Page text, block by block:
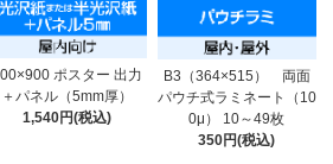
ポスター 出力
＋パネル（5mm厚）
1,540円(税込)
B3（364×515） 両面
パウチ式ラミネート（10
0μ） 10～49枚
350円(税込)